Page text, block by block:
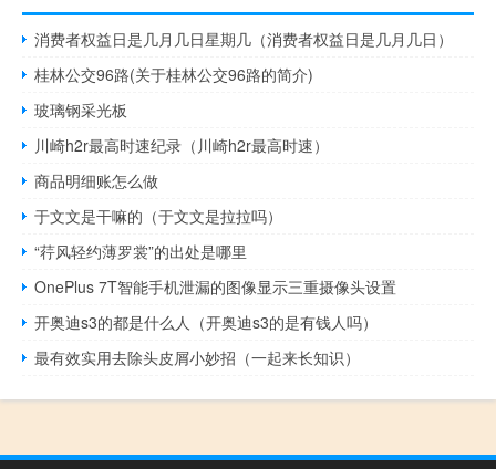
消费者权益日是几月几日星期几（消费者权益日是几月几日）
桂林公交96路(关于桂林公交96路的简介)
玻璃钢采光板
川崎h2r最高时速纪录（川崎h2r最高时速）
商品明细账怎么做
于文文是干嘛的（于文文是拉拉吗）
“荇风轻约薄罗裳”的出处是哪里
OnePlus 7T智能手机泄漏的图像显示三重摄像头设置
开奥迪s3的都是什么人（开奥迪s3的是有钱人吗）
最有效实用去除头皮屑小妙招（一起来长知识）